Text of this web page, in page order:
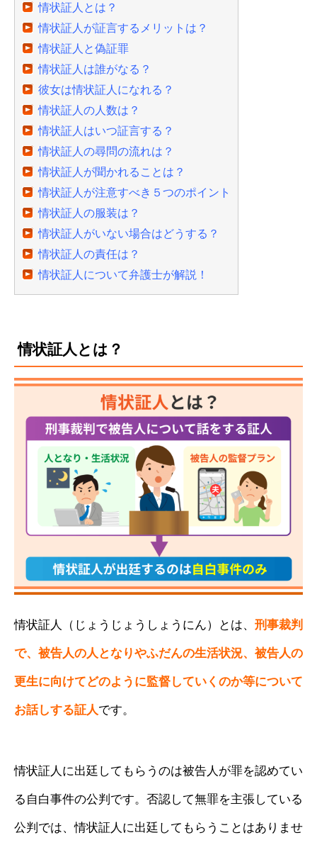
情状証人とは？
情状証人が証言するメリットは？
情状証人と偽証罪
情状証人は誰がなる？
彼女は情状証人になれる？
情状証人の人数は？
情状証人はいつ証言する？
情状証人の尋問の流れは？
情状証人が聞かれることは？
情状証人が注意すべき５つのポイント
情状証人の服装は？
情状証人がいない場合はどうする？
情状証人の責任は？
情状証人について弁護士が解説！
情状証人とは？
情状証人（じょうじょうしょうにん）とは、 刑事裁判
で、被告人の人となりやふだんの生活状況、被告人の
更生に向けてどのように監督していくのか等について
お話しする証人です。
情状証人に出廷してもらうのは被告人が罪を認めてい
る自白事件の公判です。否認して無罪を主張している
公判では、情状証人に出廷してもらうことはありませ